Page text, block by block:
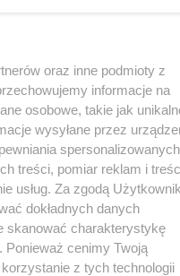
oraz inne podmioty z
informacje na
osobowe, takie jak
wysyłane przez
spersonalizowanych
treści, pomiar reklam i
usług. Za zgodą
dokładnych danych
skanować charakterystykę
Ponieważ cenimy Twoją
z tych technologii